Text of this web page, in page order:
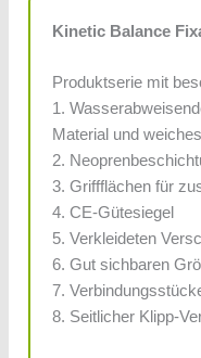
Kinetic Balance
Produktserie mit
1.
Material und
2.
3. Griffflächen für
4. CE-Gütesiegel
5. Verkleideten
6. Gut sichbaren
7.
8. Seitlicher Klipp-